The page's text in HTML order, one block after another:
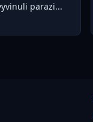
parazi...